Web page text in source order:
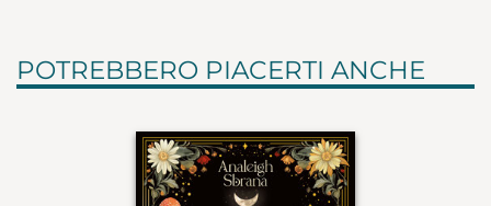
POTREBBERO PIACERTI ANCHE